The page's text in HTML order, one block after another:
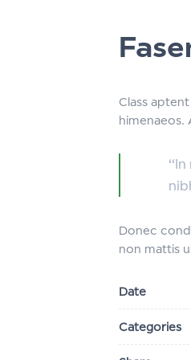
Class
himenaeos.
Donec
non mattis
Date
Categories